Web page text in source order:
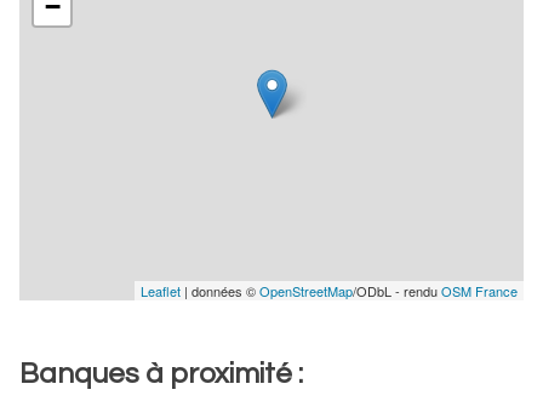
−
Leaflet | données ©OpenStreetMap/ODbL - renduOSM France
Banques à proximité :